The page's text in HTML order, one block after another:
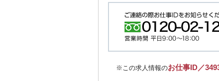
※この求人情報のお仕事ID／